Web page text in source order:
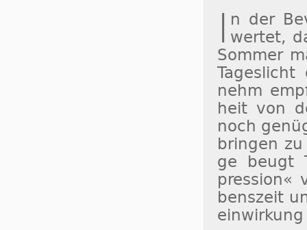
I n der
wertet,
Som­mer
nehm
heit von
noch
brin­gen
ge beugt
bens­zeit